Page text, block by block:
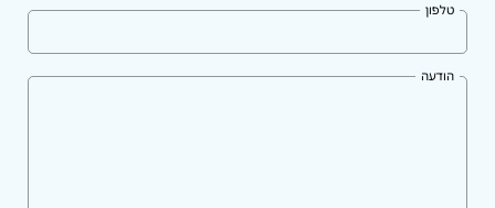
טלפון
הודעה